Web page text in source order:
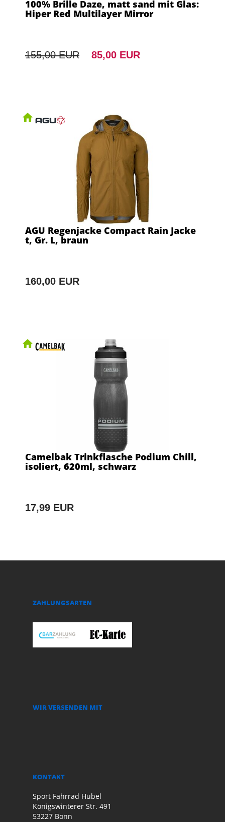
100% Brille Daze, matt sand mit Glas:
Hiper Red Multilayer Mirror
155,00 EUR 85,00 EUR
AGU Regenjacke Compact Rain Jacke
t, Gr. L, braun
160,00 EUR
Camelbak Trinkflasche Podium Chill,
isoliert, 620ml, schwarz
17,99 EUR
ZAHLUNGSARTEN
WIR VERSENDEN MIT
KONTAKT
Sport Fahrrad Hübel
Königswinterer Str. 491
53227 Bonn